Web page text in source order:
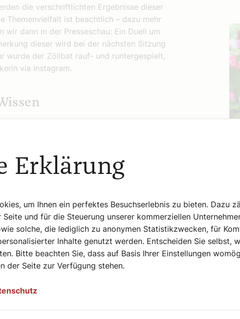
die verschriftlichten Ergebnisse dieser
Themenvielfalt ist beachtlich – dazu mehr
wir dann in der Presseschau: Ein Duell um
dieser wird bei der nächsten Sitzung
wurde der Zölibat rauf- und runtergespielt,
via Instagram.
weniger spektakulär? Die Bischöfe
kommen auf einen Konsens - Prozesse,
die Haltung gegenüber der aktuellen
die Menschen im Blick habend.
Ich habe den Eindruck, unsere
Beitrag leisten zu einem guten Leben,
wir doch einmal darauf anstatt in die
Die vergessen auch wir nicht! Mehr
Kommentar über die Initiative
der gewohnt den Schlusspunkt im
Erklärung
um Ihnen ein perfektes Besuchserlebnis zu bieten. Dazu
und für die Steuerung unserer kommerziellen
solche, die lediglich zu anonymen Statistikzwecken, für
Inhalte genutzt werden. Entscheiden Sie selbst,
Bitte beachten Sie, dass auf Basis Ihrer Einstellungen
der Seite zur Verfügung stehen.